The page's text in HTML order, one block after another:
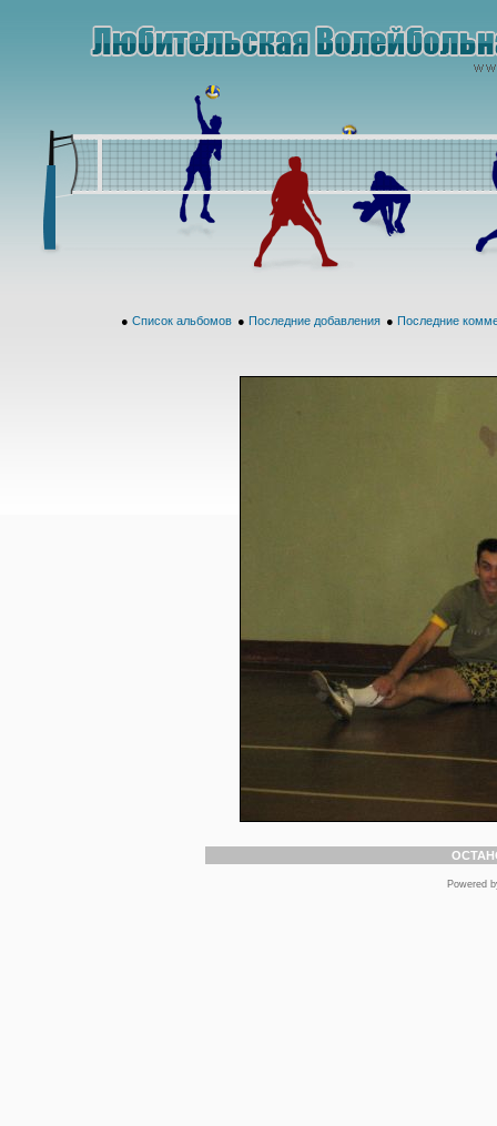
● Список альбомов ● Последние добавления ● Последние
Powered